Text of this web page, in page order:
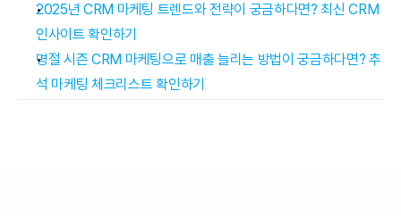
2025년 CRM 마케팅 트렌드와 전략이 궁금하다면? 최신 CRM
인사이트 확인하기
명절 시즌 CRM 마케팅으로 매출 늘리는 방법이 궁금하다면? 추
석 마케팅 체크리스트 확인하기